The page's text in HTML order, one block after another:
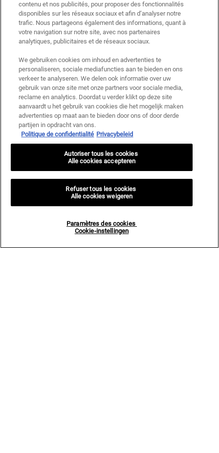
contenu et nos publicités, pour proposer des fonctionnalités
disponibles sur les réseaux sociaux et afin d’analyser notre
trafic. Nous partageons également des informations, quant à
votre navigation sur notre site, avec nos partenaires
analytiques, publicitaires et de réseaux sociaux.
We gebruiken cookies om inhoud en advertenties te
personaliseren, sociale mediafuncties aan te bieden en ons
verkeer te analyseren. We delen ook informatie over uw
gebruik van onze site met onze partners voor sociale media,
reclame en analytics. Doordat u verder klikt op deze site
aanvaardt u het gebruik van cookies die het mogelijk maken
advertenties op maat aan te bieden door ons of door derde
partijen in opdracht van ons.
Politique de confidentialité Privacybeleid
Paramètres des cookies
Cookie-instellingen
Refuser tous les cookies
Alle cookies weigeren
Autoriser tous les cookies
Alle cookies accepteren